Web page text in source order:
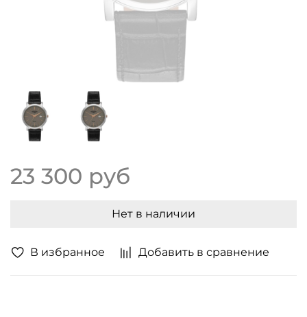
В избранное Добавить в сравнение
23 300 руб
Нет в наличии